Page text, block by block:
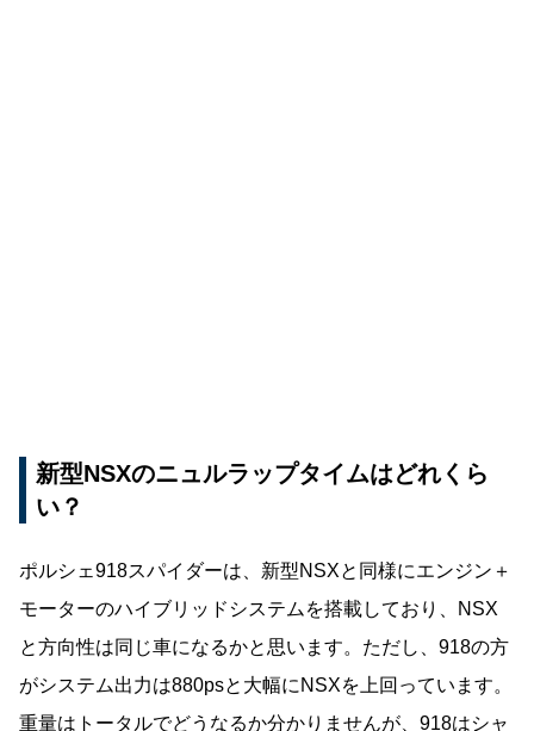
新型NSXのニュルラップタイムはどれくら
い？
ポルシェ918スパイダーは、新型NSXと同様にエンジン＋
モーターのハイブリッドシステムを搭載しており、NSX
と方向性は同じ車になるかと思います。ただし、918の方
がシステム出力は880psと大幅にNSXを上回っています。
重量はトータルでどうなるか分かりませんが、918はシャ